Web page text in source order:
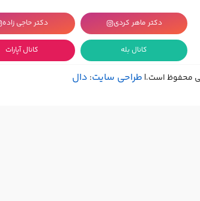
دکتر ماهر کردی دکتر حاجی زاده
کانال بله کانال آپارات
محفوظ است.| طراحی سایت: دال